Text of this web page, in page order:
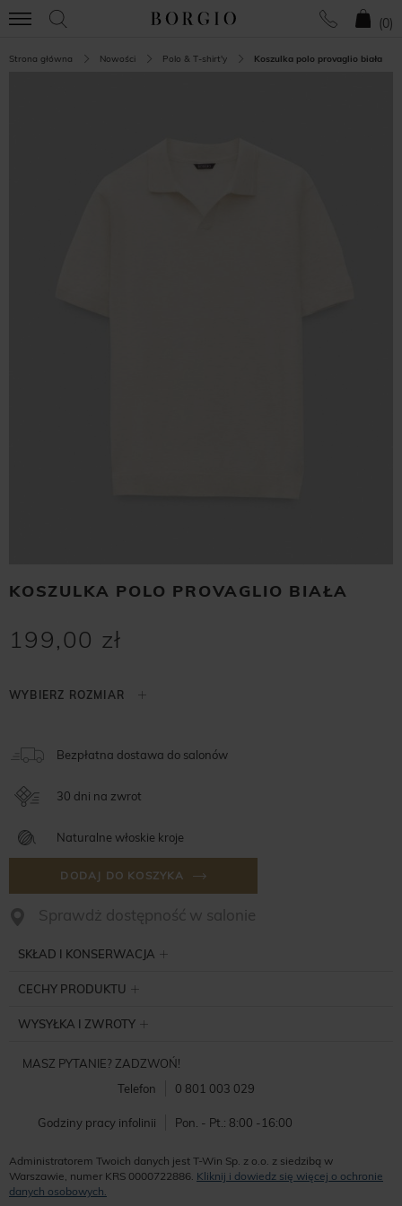
(0)
Strona główna Nowości Polo & T-shirt'y Koszulka polo provaglio biała
KOSZULKA POLO PROVAGLIO BIAŁA
199,00 zł
Bezpłatna dostawa do salonów
30 dni na zwrot
Naturalne włoskie kroje
DODAJ DO KOSZYKA
Sprawdż dostępność w salonie
SKŁAD I KONSERWACJA
CECHY PRODUKTU
WYSYŁKA I ZWROTY
MASZ PYTANIE? ZADZWOŃ!
Telefon
0 801 003 029
Godziny pracy infolinii Pon. - Pt.: 8:00 -16:00
Administratorem Twoich danych jest T-Win Sp. z o.o. z siedzibą w
Warszawie, numer KRS 0000722886. Kliknij i dowiedz się więcej o ochronie
danych osobowych.